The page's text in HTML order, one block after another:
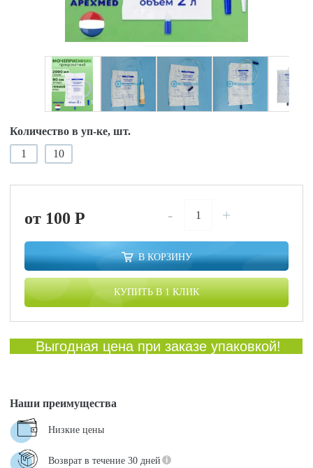
Количество в уп-ке, шт.
1
10
от 100P - +
В КОРЗИНУ
КУПИТЬ В 1 КЛИК
Выгодная цена при заказе упаковкой!
Наши преимущества
Низкие цены
Возврат в течение 30 дней